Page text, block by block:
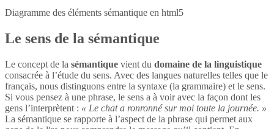
Diagramme des éléments sémantique en html5
Le sens de la sémantique
Le concept de la sémantique vient du domaine de la linguistique
consacrée à l’étude du sens. Avec des langues naturelles telles que le
français, nous distinguons entre la syntaxe (la grammaire) et le sens.
Si vous pensez à une phrase, le sens a à voir avec la façon dont les
gens l’interprètent : « Le chat a ronronné sur moi toute la journée. »
La sémantique se rapporte à l’aspect de la phrase qui permet aux